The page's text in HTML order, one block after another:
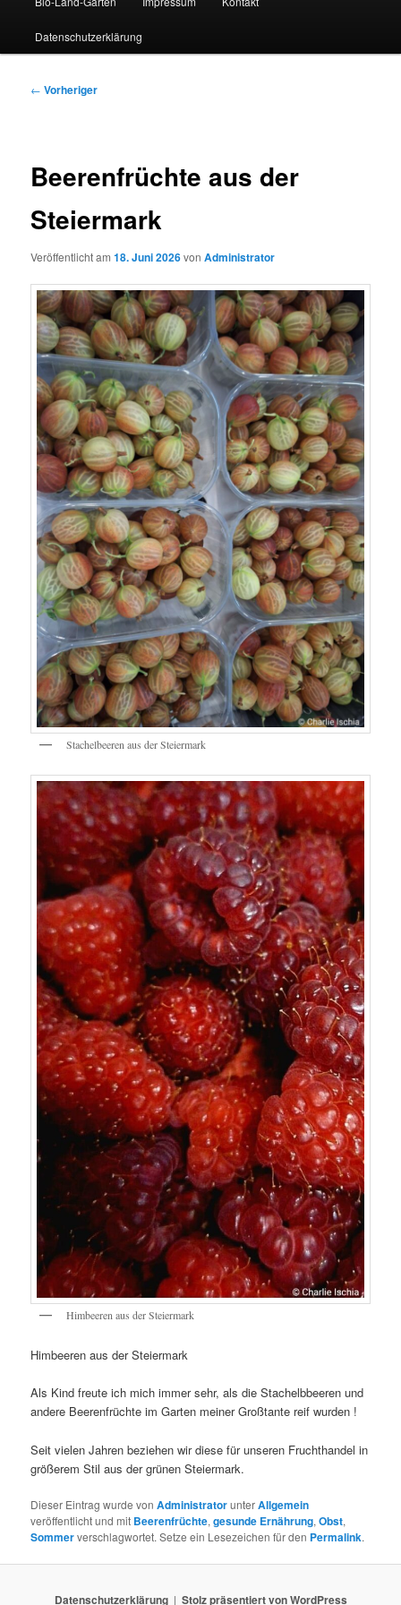
Datenschutzerklärung
Beitragsnavigation
← Vorheriger
Beerenfrüchte aus der
Steiermark
Veröffentlicht am18. Juni 2026vonAdministrator
Stachelbeeren aus der Steiermark
Himbeeren aus der Steiermark
Himbeeren aus der Steiermark
Als Kind freute ich mich immer sehr, als die Stachelbbeeren und
andere Beerenfrüchte im Garten meiner Großtante reif wurden !
Seit vielen Jahren beziehen wir diese für unseren Fruchthandel in
größerem Stil aus der grünen Steiermark.
Dieser Eintrag wurde vonAdministratorunterAllgemein
veröffentlicht und mit Beerenfrüchte,gesunde Ernährung,Obst,
Sommerverschlagwortet. Setze ein Lesezeichen für den Permalink.
Datenschutzerklärung Stolz präsentiert von WordPress